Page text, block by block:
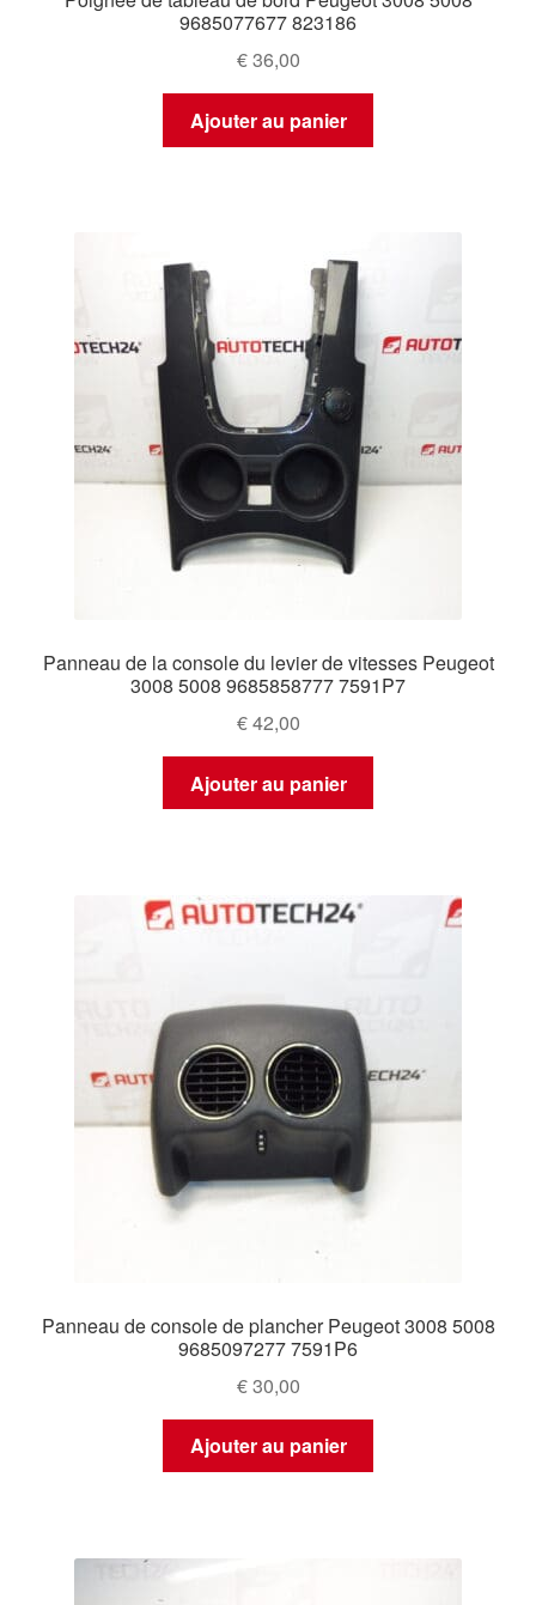
9685077677 823186
€36,00
Ajouter au panier
Panneau de la console du levier de vitesses Peugeot
3008 5008 9685858777 7591P7
€42,00
Ajouter au panier
Panneau de console de plancher Peugeot 3008 5008
9685097277 7591P6
€30,00
Ajouter au panier